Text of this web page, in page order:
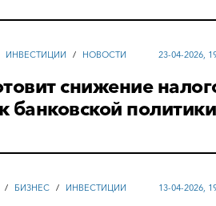
ИНВЕСТИЦИИ / НОВОСТИ 23-04-2026,
снижение
банковской политики
/ БИЗНЕС / ИНВЕСТИЦИИ 13-04-2026,